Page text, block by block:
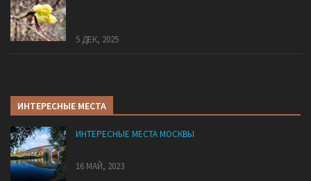
5 ДЕК, 2025
ИНТЕРЕСНЫЕ МЕСТА
ИНТЕРЕСНЫЕ МЕСТА МОСКВЫ
16 МАЙ, 2023